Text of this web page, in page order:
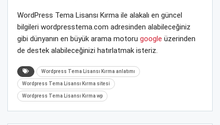
WordPress Tema Lisansı Kırma ile alakalı en güncel
bilgileri wordpresstema.com adresinden alabileceğiniz
gibi dünyanın en büyük arama motoru google üzerinden
de destek alabileceğinizi hatırlatmak isteriz.
Wordpress Tema Lisansı Kırma anlatımı
Wordpress Tema Lisansı Kırma sitesi
Wordpress Tema Lisansı Kırma wp